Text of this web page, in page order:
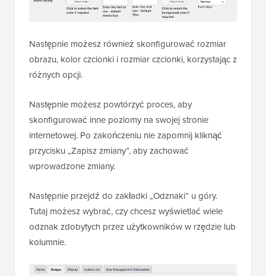
Następnie możesz również skonfigurować rozmiar
obrazu, kolor czcionki i rozmiar czcionki, korzystając z
różnych opcji.
Następnie możesz powtórzyć proces, aby
skonfigurować inne poziomy na swojej stronie
internetowej. Po zakończeniu nie zapomnij kliknąć
przycisku „Zapisz zmiany”, aby zachować
wprowadzone zmiany.
Następnie przejdź do zakładki „Odznaki” u góry.
Tutaj możesz wybrać, czy chcesz wyświetlać wiele
odznak zdobytych przez użytkowników w rzędzie lub
kolumnie.